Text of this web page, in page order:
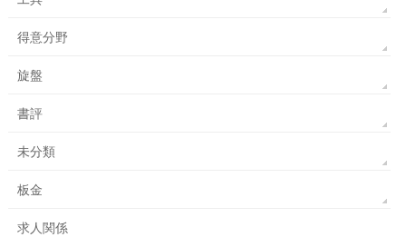
得意分野
旋盤
書評
未分類
板金
求人関係